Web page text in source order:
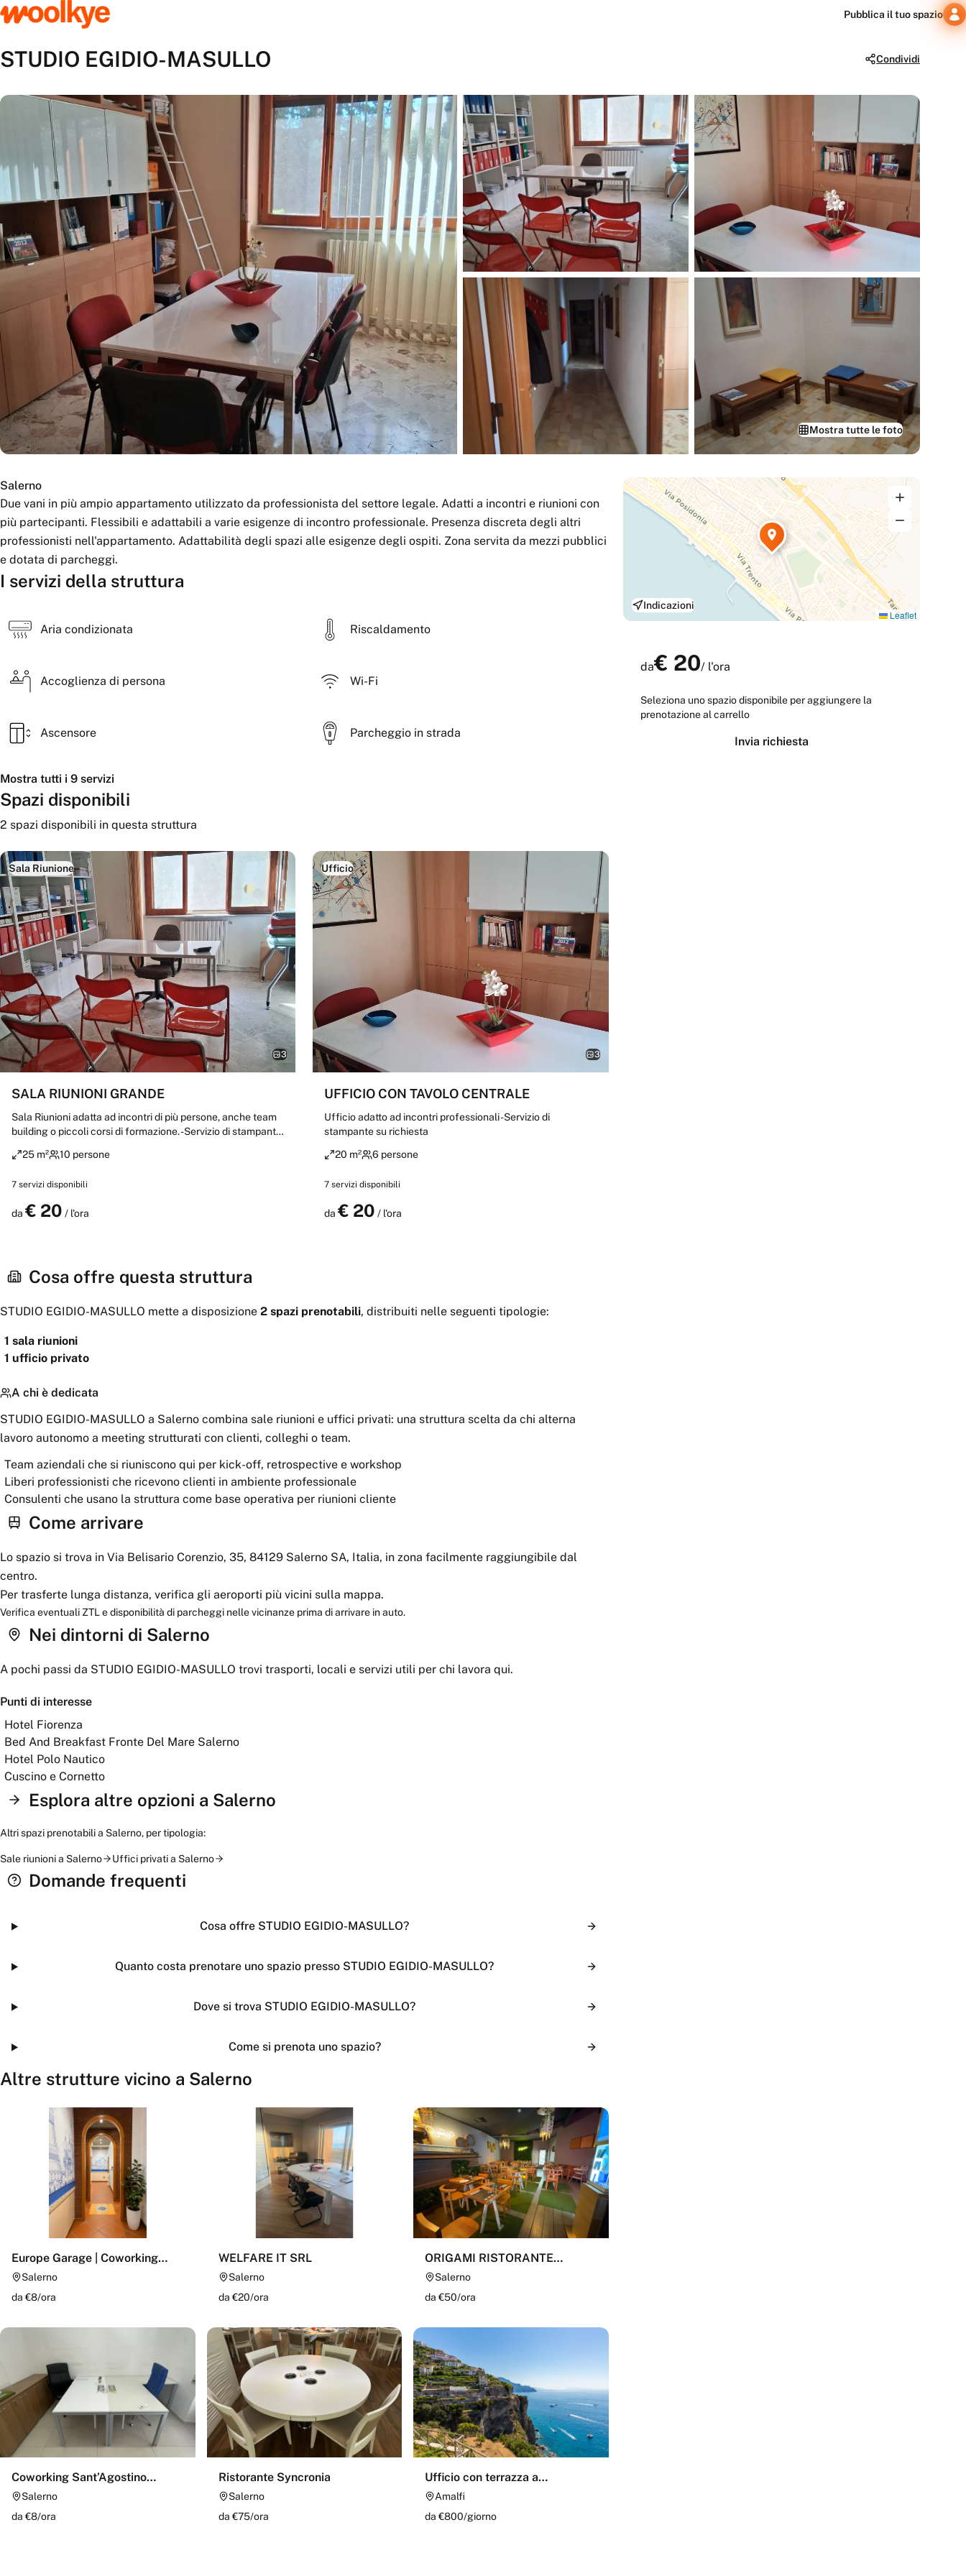
Pubblica il tuo spazio
STUDIO EGIDIO-MASULLO Condividi
Mostra tutte le foto
Salerno
Due vani in più ampio appartamento utilizzato da professionista del settore legale. Adatti a incontri e riunioni con
più partecipanti. Flessibili e adattabili a varie esigenze di incontro professionale. Presenza discreta degli altri
professionisti nell'appartamento. Adattabilità degli spazi alle esigenze degli ospiti. Zona servita da mezzi pubblici
e dotata di parcheggi.
I servizi della struttura
Aria condizionata Riscaldamento
Accoglienza di persona Wi-Fi
Ascensore Parcheggio in strada
Mostra tutti i 9 servizi
Spazi disponibili
2 spazi disponibili in questa struttura
Sala Riunione
3
SALA RIUNIONI GRANDE
Sala Riunioni adatta ad incontri di più persone, anche team
building o piccoli corsi di formazione. -Servizio di stampante
25 m² 10 persone
7 servizi disponibili
da € 20 / l'ora
Ufficio
3
UFFICIO CON TAVOLO CENTRALE
Ufficio adatto ad incontri professionali -Servizio di
stampante su richiesta
20 m²
6 persone
7 servizi disponibili
da€ 20 / l'ora
Cosa offre questa struttura
STUDIO EGIDIO-MASULLO mette a disposizione 2 spazi prenotabili, distribuiti nelle seguenti tipologie:
1 sala riunioni
1 ufficio privato
A chi è dedicata
STUDIO EGIDIO-MASULLO a Salerno combina sale riunioni e uffici privati: una struttura scelta da chi alterna
lavoro autonomo a meeting strutturati con clienti, colleghi o team.
Team aziendali che si riuniscono qui per kick-off, retrospective e workshop
Liberi professionisti che ricevono clienti in ambiente professionale
Consulenti che usano la struttura come base operativa per riunioni cliente
Come arrivare
Lo spazio si trova in Via Belisario Corenzio, 35, 84129 Salerno SA, Italia, in zona facilmente raggiungibile dal
centro.
Per trasferte lunga distanza, verifica gli aeroporti più vicini sulla mappa.
Verifica eventuali ZTL e disponibilità di parcheggi nelle vicinanze prima di arrivare in auto.
Nei dintorni di Salerno
A pochi passi da STUDIO EGIDIO-MASULLO trovi trasporti, locali e servizi utili per chi lavora qui.
Punti di interesse
Hotel Fiorenza
Bed And Breakfast Fronte Del Mare Salerno
Hotel Polo Nautico
Cuscino e Cornetto
Esplora altre opzioni a Salerno
Altri spazi prenotabili a Salerno, per tipologia:
Sale riunionia Salerno Uffici privatia Salerno
Domande frequenti
Cosa offre STUDIO EGIDIO-MASULLO?
Quanto costa prenotare uno spazio presso STUDIO EGIDIO-MASULLO?
Dove si trova STUDIO EGIDIO-MASULLO?
Come si prenota uno spazio?
Altre strutture vicino a Salerno
Europe Garage | Coworking
Salerno
Salerno
da €8/ora
WELFARE IT SRL
Salerno
da €20/ora
ORIGAMI RISTORANTE
GIAPPONESE
Salerno
da €50/ora
Coworking Sant’Agostino
Salerno
Salerno
da €8/ora
Ristorante Syncronia
Salerno
da €75/ora
Ufficio con terrazza a
strapiombo sul mare
Amalfi
da €800/giorno
Leaflet
Indicazioni
da€ 20/ l'ora
Seleziona uno spazio disponibile per aggiungere la
prenotazione al carrello
Invia richiesta